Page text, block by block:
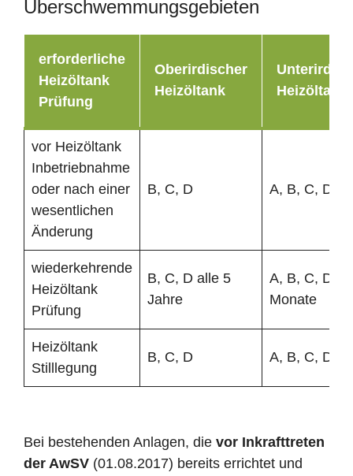
Überschwemmungsgebieten
erforderliche
Heizöltank
Prüfung
Oberirdischer
Heizöltank
Heizöltank
vor Heizöltank
Inbetriebnahme
oder nach einer
wesentlichen
Änderung
B, C, D A, B, C, D
wiederkehrende
Heizöltank
Prüfung
B, C, D alle 5
Jahre
A, B, C, D
Monate
Heizöltank
Stilllegung
B, C, D A, B, C, D
Bei bestehenden Anlagen, die vor Inkrafttreten
der AwSV (01.08.2017) bereits errichtet und